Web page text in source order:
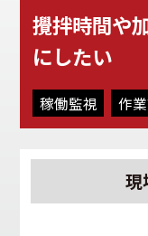
攪拌時間や
にしたい
稼働監視 作
現